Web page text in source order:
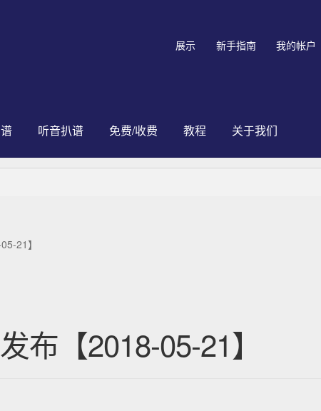
展示 新手指南 我的帐户
听音扒谱 免费/收费 教程 关于我们
21】
布【2018-05-21】